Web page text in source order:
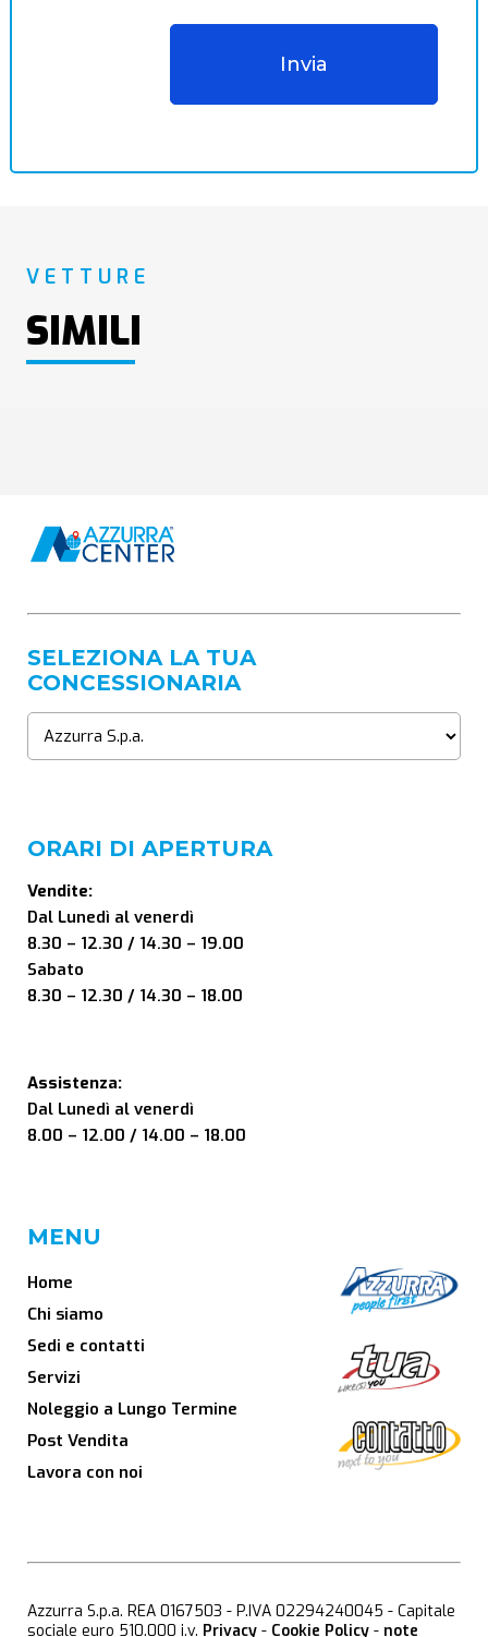
VETTURE
SIMILI
SELEZIONA LA TUA
CONCESSIONARIA
ORARI DI APERTURA
Vendite:
Dal Lunedì al venerdì
8.30 – 12.30 / 14.30 – 19.00
Sabato
8.30 – 12.30 / 14.30 – 18.00
Assistenza:
Dal Lunedì al venerdì
8.00 – 12.00 / 14.00 – 18.00
MENU
Home
Chi siamo
Sedi e contatti
Servizi
Noleggio a Lungo Termine
Post Vendita
Lavora con noi
Azzurra S.p.a. REA 0167503 - P.IVA 02294240045 - Capitale
sociale euro 510.000 i.v. Privacy - Cookie Policy - note